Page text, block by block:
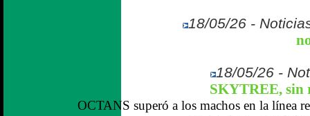
18/05/26 -
18/05/26 -
SKYTREE, sin
OCTANS superó a los machos en la línea